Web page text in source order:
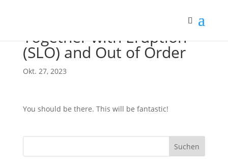
Together with Eruption
(SLO) and Out of Order
Okt. 27, 2023
You should be there. This will be fantastic!